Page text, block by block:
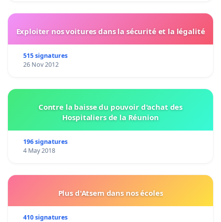
Exploiter nos voitures dans la sécurité et la légalité
515 signatures
26 Nov 2012
Contre la baisse du pouvoir d'achat des
Hospitaliers de la Réunion
196 signatures
4 May 2018
Plus d'Atsem dans nos écoles
410 signatures